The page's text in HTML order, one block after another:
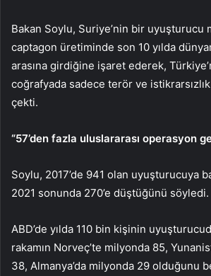
Bakan Soylu, Suriye’nin bir uyuşturucu
captagon üretiminde son 10 yılda
arasına girdiğine işaret ederek,
coğrafyada sadece terör ve istikrarsızlık
çekti.
“57’den fazla uluslararası operasyon
Soylu, 2017’de 941 olan uyuşturucuya
2021 sonunda 270’e düştüğünü söyledi.
ABD’de yılda 110 bin kişinin
rakamın Norveç’te milyonda 85,
38, Almanya’da milyonda 29 olduğunu